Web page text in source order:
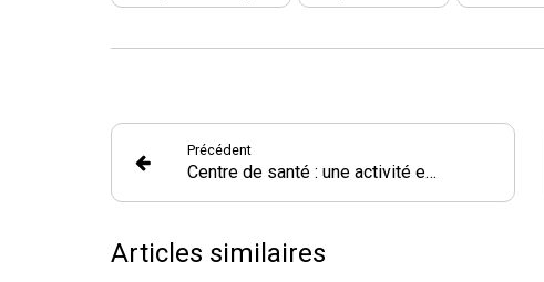
Précédent
Centre de santé : une activité encadrée
Articles similaires